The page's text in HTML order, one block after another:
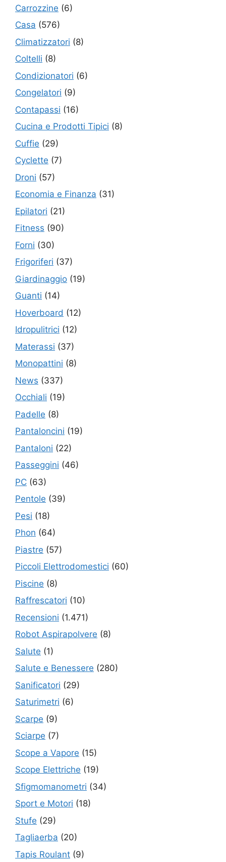
Carrozzine (6)
Casa (576)
Climatizzatori (8)
Coltelli (8)
Condizionatori (6)
Congelatori (9)
Contapassi (16)
Cucina e Prodotti Tipici (8)
Cuffie (29)
Cyclette (7)
Droni (57)
Economia e Finanza (31)
Epilatori (21)
Fitness (90)
Forni (30)
Frigoriferi (37)
Giardinaggio (19)
Guanti (14)
Hoverboard (12)
Idropulitrici (12)
Materassi (37)
Monopattini (8)
News (337)
Occhiali (19)
Padelle (8)
Pantaloncini (19)
Pantaloni (22)
Passeggini (46)
PC (63)
Pentole (39)
Pesi (18)
Phon (64)
Piastre (57)
Piccoli Elettrodomestici (60)
Piscine (8)
Raffrescatori (10)
Recensioni (1.471)
Robot Aspirapolvere (8)
Salute (1)
Salute e Benessere (280)
Sanificatori (29)
Saturimetri (6)
Scarpe (9)
Sciarpe (7)
Scope a Vapore (15)
Scope Elettriche (19)
Sfigmomanometri (34)
Sport e Motori (18)
Stufe (29)
Tagliaerba (20)
Tapis Roulant (9)